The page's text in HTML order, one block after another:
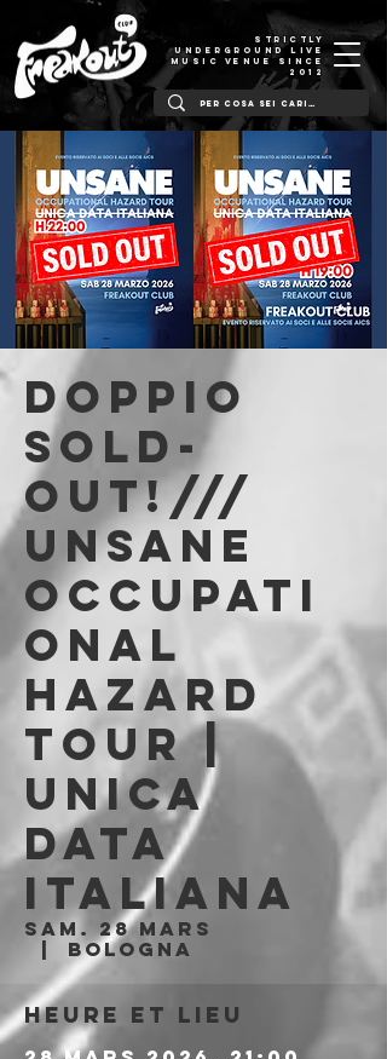
STRICTLY
UNDERGROUND LIVE
MUSIC VENUE SINCE
2012
Doppio
SOLD-
OUT!///
UNSANE
Occupati
onal
Hazard
Tour |
UNICA
DATA
ITALIANA
sam. 28 mars
Bologna
Heure et lieu